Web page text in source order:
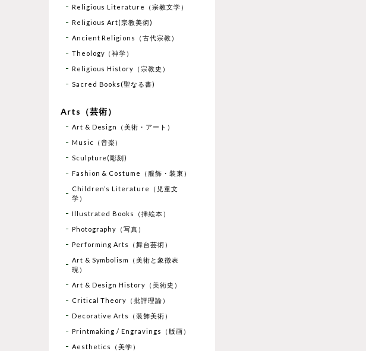
Religious Literature（宗教文学）
Religious Art(宗教美術)
Ancient Religions（古代宗教）
Theology（神学）
Religious History（宗教史）
Sacred Books(聖なる書)
Arts（芸術）
Art & Design（美術・アート）
Music（音楽）
Sculpture(彫刻)
Fashion & Costume（服飾・装束）
Children’s Literature（児童文
学）
Illustrated Books（挿絵本）
Photography（写真）
Performing Arts（舞台芸術）
Art & Symbolism（美術と象徴表
現）
Art & Design History（美術史）
Critical Theory（批評理論）
Decorative Arts（装飾美術）
Printmaking / Engravings（版画）
Aesthetics（美学）